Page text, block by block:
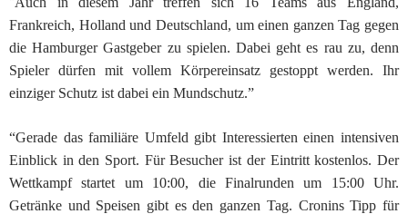
Frankreich, Holland und Deutschland, um einen ganzen Tag gegen
die Hamburger Gastgeber zu spielen. Dabei geht es rau zu, denn
Spieler dürfen mit vollem Körpereinsatz gestoppt werden. Ihr
einziger Schutz ist dabei ein Mundschutz.”
“Gerade das familiäre Umfeld gibt Interessierten einen intensiven
Einblick in den Sport. Für Besucher ist der Eintritt kostenlos. Der
Wettkampf startet um 10:00, die Finalrunden um 15:00 Uhr.
Getränke und Speisen gibt es den ganzen Tag. Cronins Tipp für